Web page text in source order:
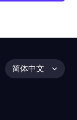
简体中文